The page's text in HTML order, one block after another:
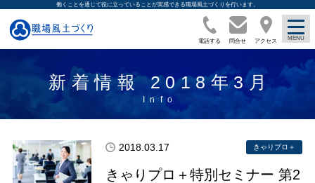
働くことを通じて役に立っていることが実感できる職場風土づくりを行います。
電話する 問合せ アクセス
新着情報 2018年3月
2018.03.17 きゃりプロ＋
きゃりプロ＋特別セミナー 第2